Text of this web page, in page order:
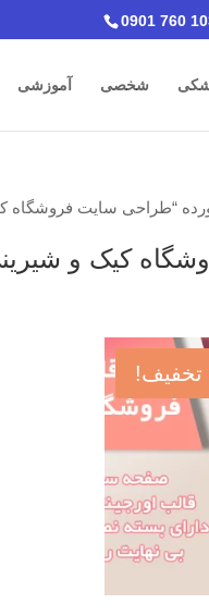
0901 760
شخصی آموزشی
“طراحی سایت فروشگاه
کیک و
تخفیف!